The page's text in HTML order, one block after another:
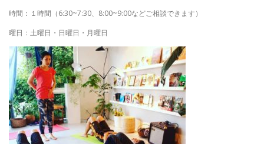
時間：１時間（6:30~7:30、8:00~9:00などご相談できます）
曜日：土曜日・日曜日・月曜日